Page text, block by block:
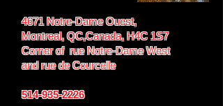
4671 Notre-Dame Ouest,
Montreal, QC,Canada, H4C 1S7
Corner of rue Notre-Dame West
andrue de Courcelle
514-935-2226